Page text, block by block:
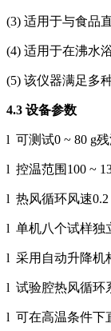
(3) 适用于与食品
(4) 适用于在沸水
(5) 该仪器满足多
4.3 设备参数
l 可测试0 ~ 80 g残
l 控温范围100 ~
l 热风循环风速0.2
l 单机八个试样独
l 采用自动升降机
l 试验腔热风循环
l 可在高温条件下